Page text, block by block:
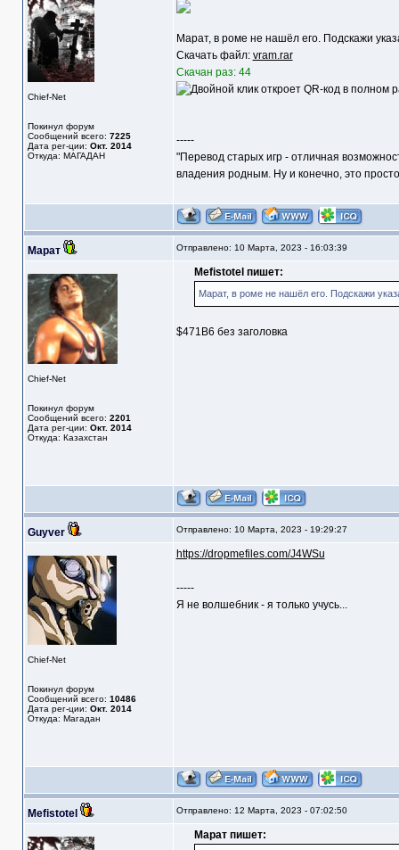
Chief-Net
Покинул форум
Сообщений всего: 7225
Дата рег-ции: Окт. 2014
Откуда: МАГАДАН
Марат, в роме не нашёл его. Подскажи
Скачать файл: vram.rar
Скачан раз: 44
-----
"Перевод старых игр - отличная
владения родным. Ну и конечно, это
Марат Отправлено: 10 Марта, 2023 - 16:03:39
Chief-Net
Покинул форум
Сообщений всего: 2201
Дата рег-ции: Окт. 2014
Откуда: Казахстан
Mefistotel пишет:
Марат, в роме не нашёл его. Подскажи
$471B6 без заголовка
Guyver Отправлено: 10 Марта, 2023 - 19:29:27
Chief-Net
Покинул форум
Сообщений всего: 10486
Дата рег-ции: Окт. 2014
Откуда: Магадан
https://dropmefiles.com/J4WSu
-----
Я не волшебник - я только учусь...
Mefistotel Отправлено: 12 Марта, 2023 - 07:02:50
Марат пишет: